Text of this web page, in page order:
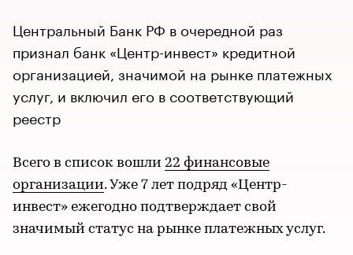
Центральный Банк РФ в очередной раз
признал банк «Центр-инвест» кредитной
организацией, значимой на рынке платежных
услуг, и включил его в соответствующий
реестр
Всего в список вошли 22 финансовые
организации. Уже 7 лет подряд «Центр-
инвест» ежегодно подтверждает свой
значимый статус на рынке платежных услуг.